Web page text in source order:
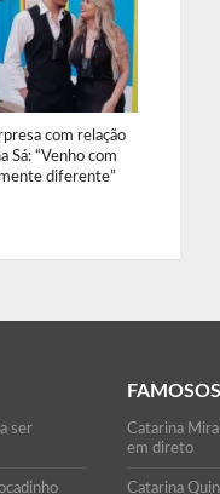
com relação
Sá: “Venho com
diferente”
ser
FAMOSOS
Catarina
em direto
Catarina